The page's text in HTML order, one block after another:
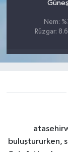
Nem:
Rüzgar:
buluştururken,